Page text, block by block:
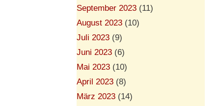
September 2023 (11)
August 2023 (10)
Juli 2023 (9)
Juni 2023 (6)
Mai 2023 (10)
April 2023 (8)
März 2023 (14)